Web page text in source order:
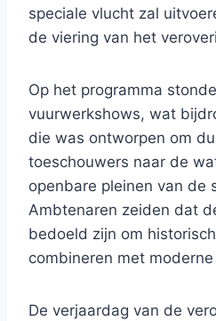
​​speciale vlucht zal
de viering van het
Op het programma
vuurwerkshows, wat
die was ontworpen om
toeschouwers naar de
openbare pleinen van de
Ambtenaren zeiden dat
bedoeld zijn om
combineren met
De verjaardag van de